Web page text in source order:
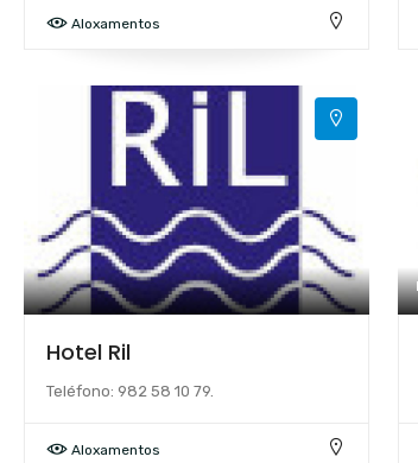
Aloxamentos
Hotel Ril
Teléfono: 982 58 10 79.
Aloxamentos